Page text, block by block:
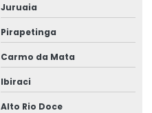
Juruaia
Pirapetinga
Carmo da Mata
Ibiraci
Alto Rio Doce